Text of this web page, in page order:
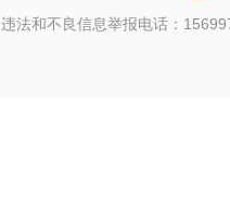
违法和不良信息举报电话：